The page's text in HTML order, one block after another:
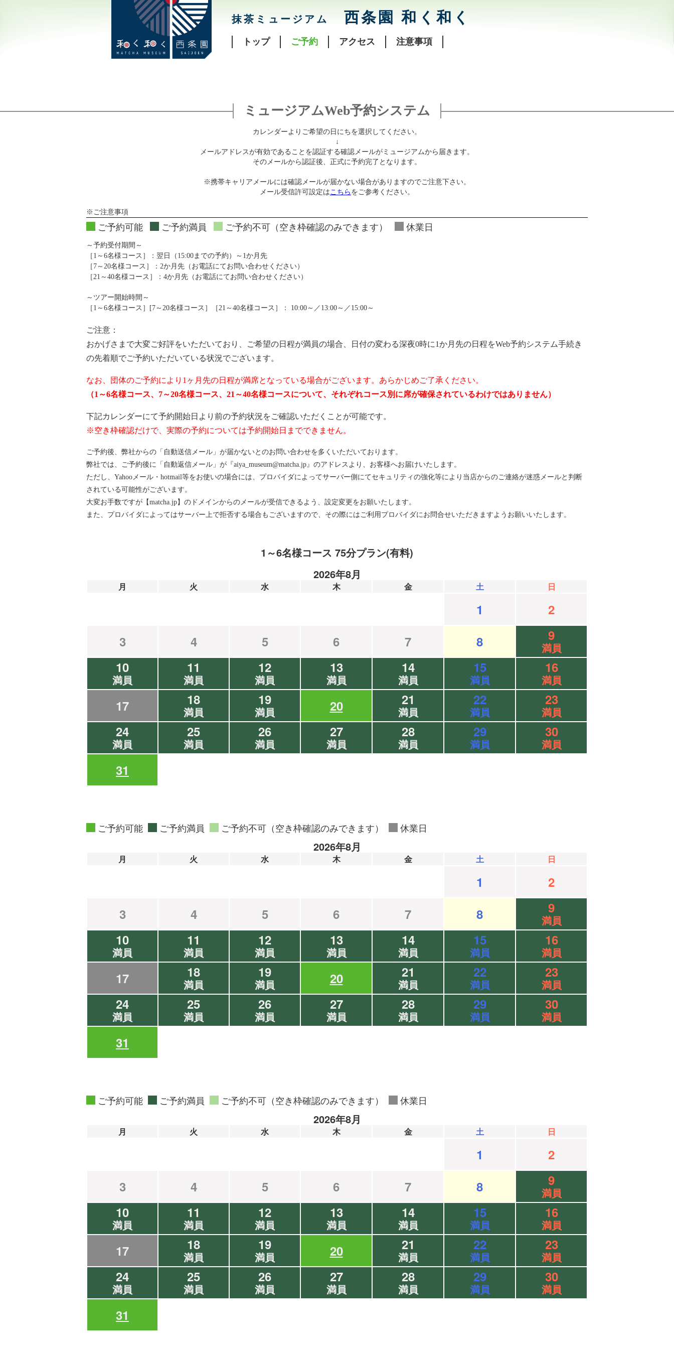
抹茶ミュージアム 西条園 和く和く
トップ ご予約 アクセス 注意事項
ミュージアムWeb予約システム
カレンダーよりご希望の日にちを選択してください。
↓
メールアドレスが有効であることを認証する確認メールがミュージアムから届きます。
そのメールから認証後、正式に予約完了となります。
※携帯キャリアメールには確認メールが届かない場合がありますのでご注意下さい。
メール受信許可設定はこちら をご参考ください。
※ご注意事項
ご予約可能 ご予約満員 ご予約不可（空き枠確認のみできます） 休業日
～予約受付期間～
［1～6名様コース］：翌日（15:00までの予約）～1か月先
［7～20名様コース］：2か月先（お電話にてお問い合わせください）
［21～40名様コース］：4か月先（お電話にてお問い合わせください）
～ツアー開始時間～
［1～6名様コース］[7～20名様コース］［21～40名様コース］： 10:00～／13:00～／15:00～
ご注意：
おかげさまで大変ご好評をいただいており、ご希望の日程が満員の場合、日付の変わる深夜0時に1か月先の日程をWeb予約システム手続き
の先着順でご予約いただいている状況でございます。
なお、団体のご予約により1ヶ月先の日程が満席となっている場合がございます。あらかじめご了承ください。
（1～6名様コース、7～20名様コース、21～40名様コースについて、それぞれコース別に席が確保されているわけではありません）
下記カレンダーにて予約開始日より前の予約状況をご確認いただくことが可能です。
※空き枠確認だけで、実際の予約については予約開始日までできません。
ご予約後、弊社からの「自動送信メール」が届かないとのお問い合わせを多くいただいております。
弊社では、ご予約後に「自動返信メール」が『aiya_museum@matcha.jp』のアドレスより、お客様へお届けいたします。
ただし、Yahooメール・hotmail等をお使いの場合には、プロバイダによってサーバー側にてセキュリティの強化等により当店からのご連絡が迷惑メールと判断
されている可能性がございます。
大変お手数ですが【matcha.jp】のドメインからのメールが受信できるよう、設定変更をお願いたします。
また、プロバイダによってはサーバー上で拒否する場合もございますので、その際にはご利用プロバイダにお問合せいただきますようお願いいたします。
1～6名様コース 75分プラン(有料)
2026年8月
月 火 水 木 金 土 日
1
2
3
4 5 6 7 8 9
満員
10
満員
11
満員
12
満員
13
満員
14
満員
15
満員
16
満員
17 18
満員
19
満員 20 21
満員
22
満員
23
満員
24
満員
25
満員
26
満員
27
満員
28
満員
29
満員
30
満員
31
ご予約可能 ご予約満員 ご予約不可（空き枠確認のみできます） 休業日
2026年8月
月 火 水 木 金 土 日
1
2
3
4 5 6 7 8 9
満員
10
満員
11
満員
12
満員
13
満員
14
満員
15
満員
16
満員
17 18
満員
19
満員 20 21
満員
22
満員
23
満員
24
満員
25
満員
26
満員
27
満員
28
満員
29
満員
30
満員
31
ご予約可能 ご予約満員 ご予約不可（空き枠確認のみできます） 休業日
2026年8月
月 火 水 木 金 土 日
1
2
3
4 5 6 7 8 9
満員
10
満員
11
満員
12
満員
13
満員
14
満員
15
満員
16
満員
17 18
満員
19
満員 20 21
満員
22
満員
23
満員
24
満員
25
満員
26
満員
27
満員
28
満員
29
満員
30
満員
31